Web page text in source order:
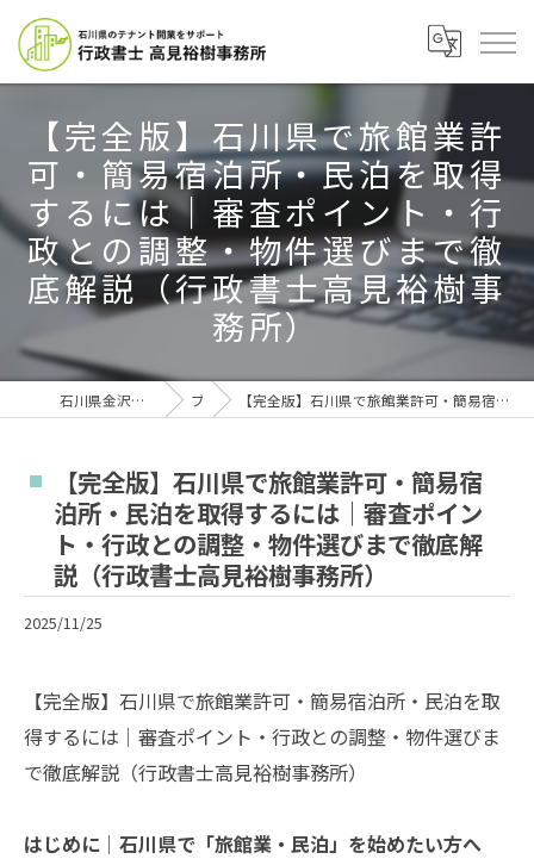
【完全版】石川県で旅館業許
可・簡易宿泊所・民泊を取得
するには｜審査ポイント・行
政との調整・物件選びまで徹
底解説（行政書士高見裕樹事
務所）
石川県金沢市の行政書士なら行政書士高見裕樹事務所 ブログ 【完全版】石川県で旅館業許可・簡易宿泊所・民泊を取得するには｜審査ポイント・行政との調整・物件選びまで徹底解説（行政書士高見裕樹事務所）
【完全版】石川県で旅館業許可・簡易宿
泊所・民泊を取得するには｜審査ポイン
ト・行政との調整・物件選びまで徹底解
説（行政書士高見裕樹事務所）
2025/11/25
【完全版】石川県で旅館業許可・簡易宿泊所・民泊を取
得するには｜審査ポイント・行政との調整・物件選びま
で徹底解説（行政書士高見裕樹事務所）
はじめに｜石川県で「旅館業・民泊」を始めたい方へ